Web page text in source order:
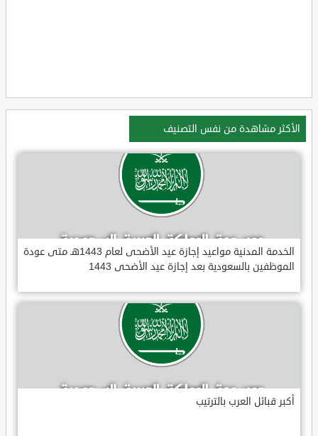
الأكثر مشاهدة من نفس التصنيف
الخدمة المدنية مواعيد إجازة عيد الأضحى لعام 1443هـ متى عودة
الموظفين بالسعودية بعد إجازة عيد الأضحى 1443
أكبر قبائل العرب بالترتيب